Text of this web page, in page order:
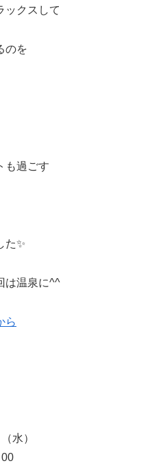
ックスして
のを
も過ごす
✨
は温泉に^^
ら
水）